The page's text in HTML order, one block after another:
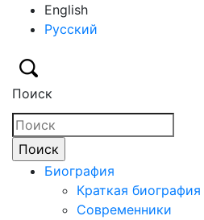
English
Русский
Поиск
Биография
Краткая биография
Современники